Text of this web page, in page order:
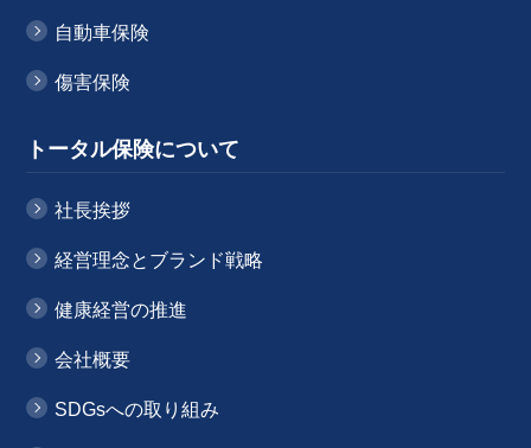
自動車保険
傷害保険
トータル保険について
社長挨拶
経営理念とブランド戦略
健康経営の推進
会社概要
SDGsへの取り組み